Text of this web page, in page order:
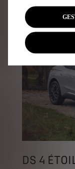
DS 4